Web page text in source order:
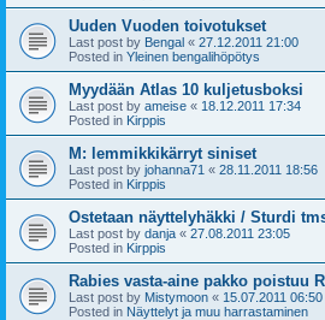
Uuden Vuoden toivotukset
Last post by Bengal « 27.12.2011 21:00
Posted in Yleinen bengalihöpötys
Myydään Atlas 10 kuljetusboksi
Last post by ameise « 18.12.2011 17:34
Posted in Kirppis
M: lemmikkikärryt siniset
Last post by johanna71 « 28.11.2011 18:56
Posted in Kirppis
Ostetaan näyttelyhäkki / Sturdi
Last post by danja « 27.08.2011 23:05
Posted in Kirppis
Rabies vasta-aine pakko poistuu
Last post by Mistymoon « 15.07.2011 06:50
Posted in Näyttelyt ja muu harrastaminen